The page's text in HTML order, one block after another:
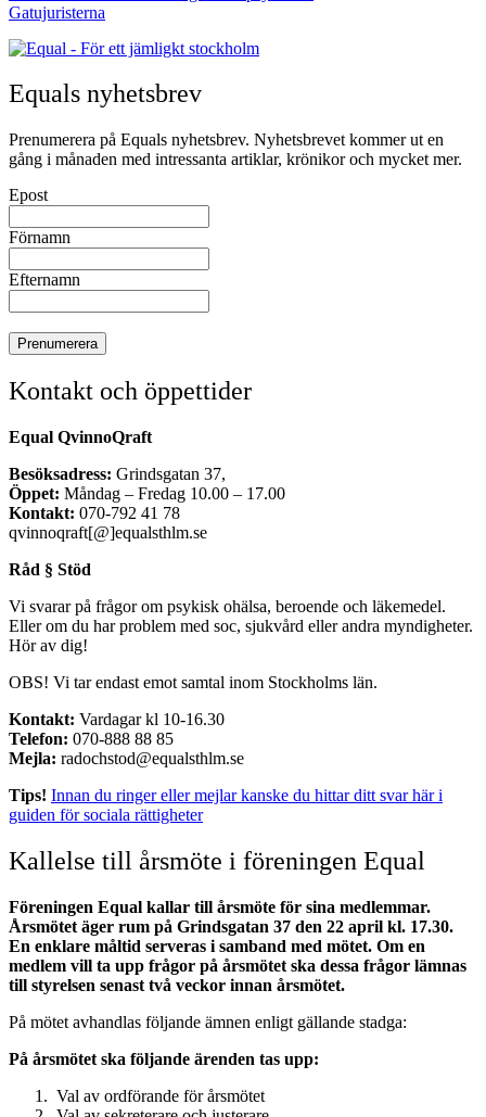
Gatujuristerna
Equals nyhetsbrev
Prenumerera på Equals nyhetsbrev. Nyhetsbrevet kommer ut en
gång i månaden med intressanta artiklar, krönikor och mycket mer.
Epost
Förnamn
Efternamn
Kontakt och öppettider
Equal QvinnoQraft
Besöksadress: Grindsgatan 37,
Öppet: Måndag – Fredag 10.00 – 17.00
Kontakt: 070-792 41 78
qvinnoqraft[@]equalsthlm.se
Råd § Stöd
Vi svarar på frågor om psykisk ohälsa, beroende och läkemedel.
Eller om du har problem med soc, sjukvård eller andra myndigheter.
Hör av dig!
OBS! Vi tar endast emot samtal inom Stockholms län.
Kontakt: Vardagar kl 10-16.30
Telefon: 070-888 88 85
Mejla: radochstod@equalsthlm.se
Tips! Innan du ringer eller mejlar kanske du hittar ditt svar här i
guiden för sociala rättigheter
Kallelse till årsmöte i föreningen Equal
Föreningen Equal kallar till årsmöte för sina medlemmar.
Årsmötet äger rum på Grindsgatan 37 den 22 april kl. 17.30.
En enklare måltid serveras i samband med mötet. Om en
medlem vill ta upp frågor på årsmötet ska dessa frågor lämnas
till styrelsen senast två veckor innan årsmötet.
På mötet avhandlas följande ämnen enligt gällande stadga:
På årsmötet ska följande ärenden tas upp:
Val av ordförande för årsmötet